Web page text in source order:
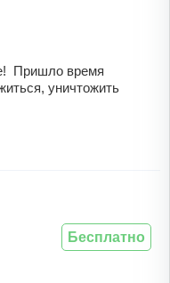
Пришло время
уничтожить
Бесплатно